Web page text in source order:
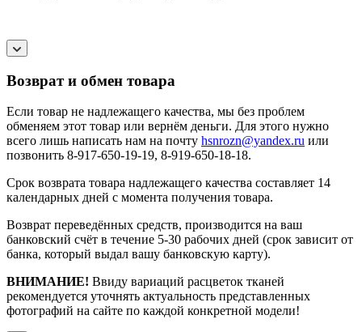
Возврат и обмен товара
Если товар не надлежащего качества, мы без проблем
обменяем этот товар или вернём деньги. Для этого нужно
всего лишь написать нам на почту hsnrozn@yandex.ru или
позвонить 8-917-650-19-19, 8-919-650-18-18.
Срок возврата товара надлежащего качества составляет 14
календарных дней с момента получения товара.
Возврат переведённых средств, производится на ваш
банковский счёт в течение 5-30 рабочих дней (срок зависит от
банка, который выдал вашу банковскую карту).
ВНИМАНИЕ! Ввиду вариаций расцветок тканей
рекомендуется уточнять актуальность представленных
фотографий на сайте по каждой конкретной модели!